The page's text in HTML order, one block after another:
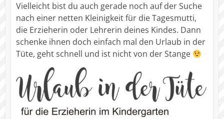
Vielleicht bist du auch gerade noch auf der Suche
nach einer netten Kleinigkeit für die Tagesmutti,
die Erzieherin oder Lehrerin deines Kindes. Dann
schenke ihnen doch einfach mal den Urlaub in der
Tüte, geht schnell und ist nicht von der Stange